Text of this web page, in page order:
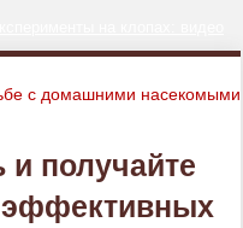
получайте
эффективных